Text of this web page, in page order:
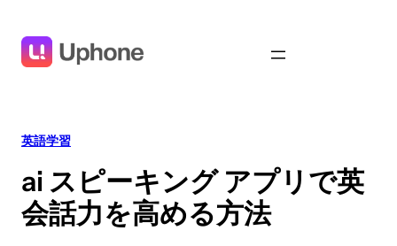
英語学習
ai スピーキング アプリで英
会話力を高める方法